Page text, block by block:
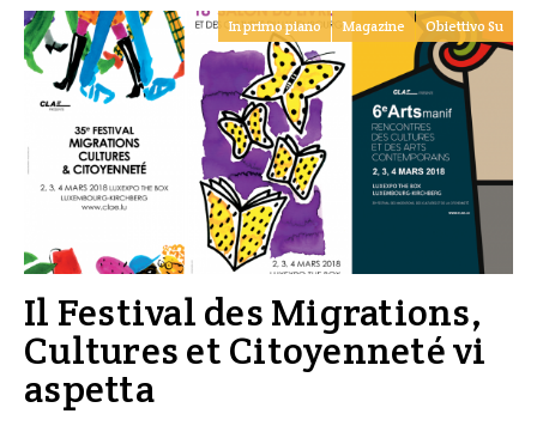
In primo piano Magazine Obiettivo Su
Il Festival des Migrations,
Cultures et Citoyenneté vi
aspetta